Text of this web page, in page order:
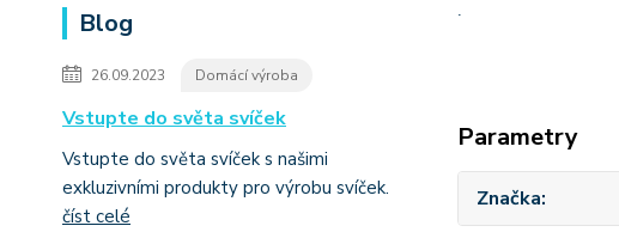
Blog
26.09.2023 Domácí výroba
Vstupte do světa svíček
Vstupte do světa svíček s našimi
exkluzivními produkty pro výrobu svíček.
číst celé
.
Parametry
Značka